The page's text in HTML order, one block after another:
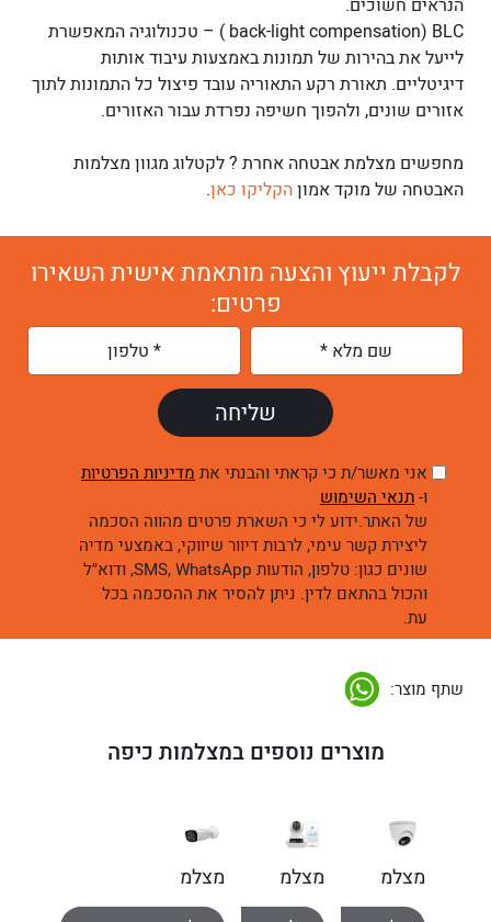
הנראים חשוכים.
back-light compensation) BLC ) – טכנולוגיה המאפשרת
לייעל את בהירות של תמונות באמצעות עיבוד אותות
דיגיטליים. תאורת רקע התאוריה עובד פיצול כל התמונות לתוך
אזורים שונים, ולהפוך חשיפה נפרדת עבור האזורים.
מחפשים מצלמת אבטחה אחרת ? לקטלוג מגוון מצלמות
האבטחה של מוקד אמוןהקליקו כאן.
לקבלת ייעוץ והצעה מותאמת אישית השאירו
פרטים:
אני מאשר/ת כי קראתי והבנתי את מדיניות הפרטיות
ו-תנאי השימוש
של האתר.ידוע לי כי השארת פרטים מהווה הסכמה
ליצירת קשר עימי, לרבות דיוור שיווקי, באמצעי מדיה
שונים כגון: טלפון, הודעות SMS, WhatsApp, ודוא״ל
והכול בהתאם לדין. ניתן להסיר את ההסכמה בכל
עת.
שתף מוצר:
מוצרים נוספים במצלמות כיפה
מצלמת
כיפה
מצלמת
אבטחה
מצלמת
צינור